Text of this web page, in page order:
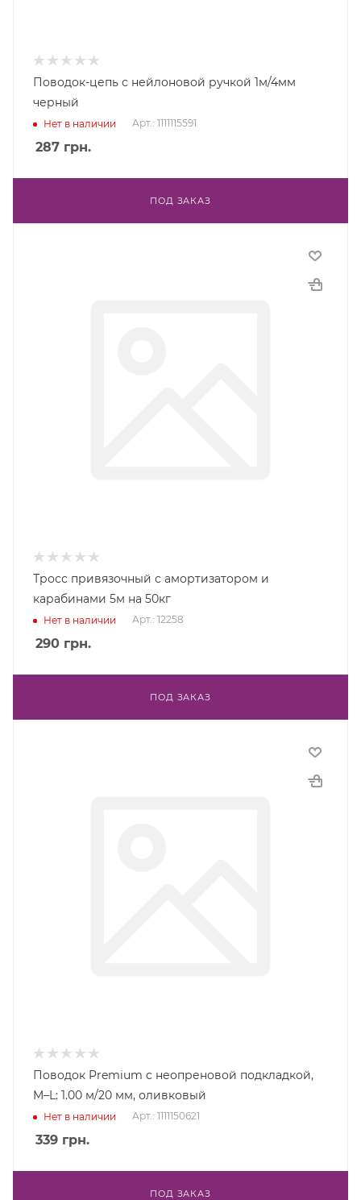
Поводок-цепь с нейлоновой ручкой 1м/4мм
черный
Нет в наличии Арт.: 1111115591
287 грн.
ПОД ЗАКАЗ
Тросс привязочный с амортизатором и
карабинами 5м на 50кг
Нет в наличии Арт.: 12258
290 грн.
ПОД ЗАКАЗ
Поводок Premium с неопреновой подкладкой,
M–L: 1.00 м/20 мм, оливковый
Нет в наличии Арт.: 1111150621
339 грн.
ПОД ЗАКАЗ